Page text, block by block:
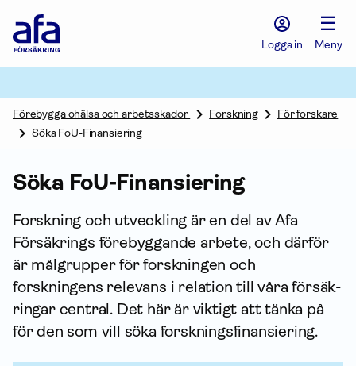
Försäkring
Logga in
☰
Meny
Förebygga ohälsa och arbetsskador Forskning
För forskare
Söka FoU-Finansiering
Söka FoU-Finansiering
Forskning och utveckling är en del av Afa
Försäkrings förebyggande arbete, och därför
är målgrupper för forskningen och
forskningens relevans i relation till våra försäk­
ringar central. Det här är viktigt att tänka på
för den som vill söka forskningsfinansiering.